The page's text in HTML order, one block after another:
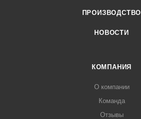
ПРОИЗВОДСТВО
НОВОСТИ
КОМПАНИЯ
О компании
Команда
Отзывы